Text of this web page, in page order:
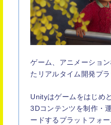
ゲーム、アニメーショ
たリアルタイム開発プ
Unityはゲームをはじめ
3Dコンテンツを制作・
ードするプラットフォー